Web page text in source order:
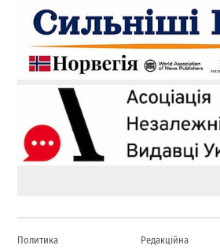
Политика Редакційна